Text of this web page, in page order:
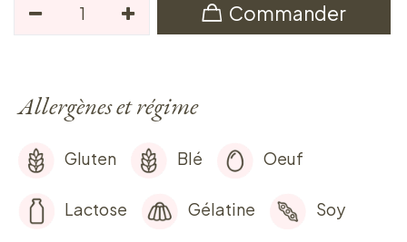
Commander
Allergènes et régime
Gluten Blé Oeuf
Lactose Gélatine Soy